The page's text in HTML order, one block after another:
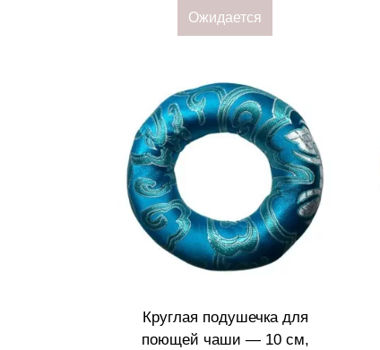
Ожидается
Круглая подушечка для
поющей чаши — 10 см,